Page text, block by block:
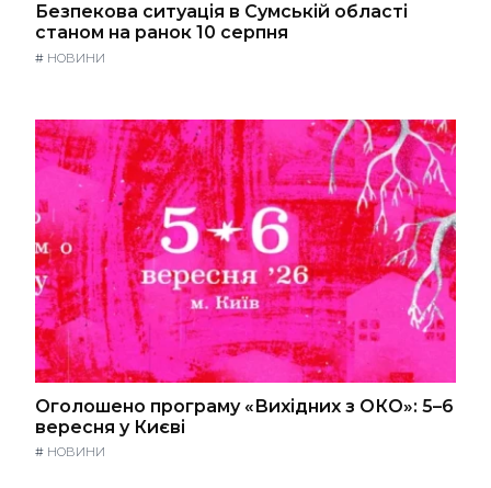
Безпекова ситуація в Сумській області
станом на ранок 10 серпня
# НОВИНИ
Оголошено програму «Вихідних з ОКО»: 5–6
вересня у Києві
# НОВИНИ